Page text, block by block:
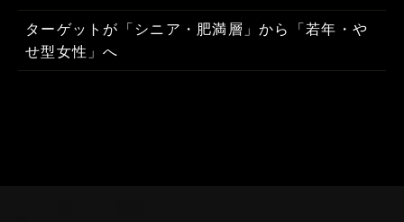
ターゲットが「シニア・肥満層」から「若年・や
せ型女性」へ